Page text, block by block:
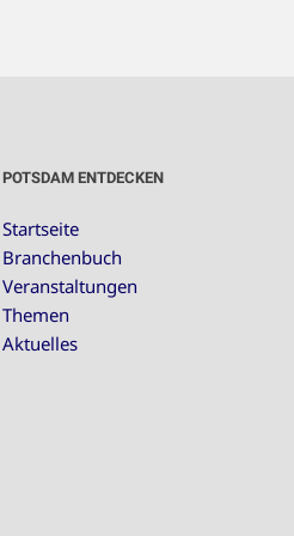
POTSDAM ENTDECKEN
Startseite
Branchenbuch
Veranstaltungen
Themen
Aktuelles